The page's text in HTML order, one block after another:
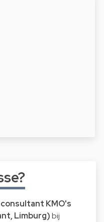
consultant KMO's
Limburg)bij